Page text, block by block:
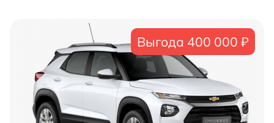
Выгода 400 000 ₽